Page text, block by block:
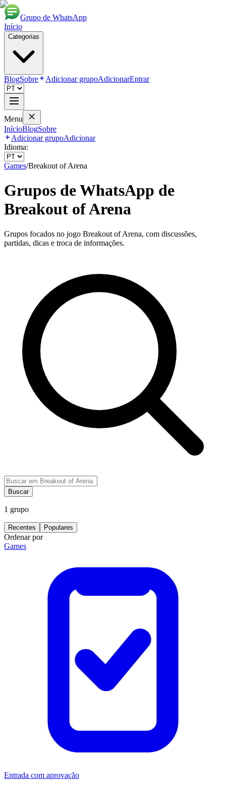
Grupo de WhatsApp
Início
Categorias
BlogSobre Adicionar grupoAdicionarEntrar
Menu
InícioBlogSobre
Adicionar grupoAdicionar
Idioma:
Games/Breakout of Arena
Grupos de WhatsApp de
Breakout of Arena
Grupos focados no jogo Breakout of Arena, com discussões,
partidas, dicas e troca de informações.
Buscar
1 grupo
Recentes Populares
Ordenar por
Games
Entrada com aprovação